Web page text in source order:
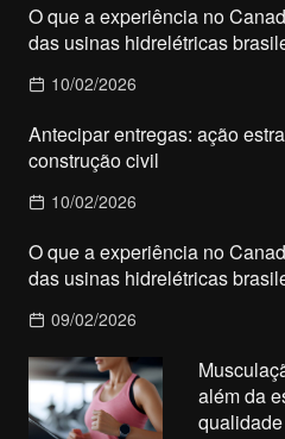
O que a experiência no
das usinas hidrelétricas
10/02/2026
Antecipar entregas: ação
construção civil
10/02/2026
O que a experiência no
das usinas hidrelétricas
09/02/2026
além da